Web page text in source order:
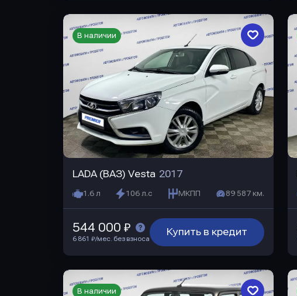
LADA (ВАЗ) Vesta 2017
1.6 л 106 л.с МКПП 89 587 км.
В наличии
Купить в кредит
544 000 ₽
6 861 ₽/мес. без взноса
В наличии